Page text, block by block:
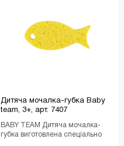
Дитяча мочалка-губка Baby
team, 3+, арт. 7407
BABY TEAM Дитяча мочалка-
губка виготовлена спеціально